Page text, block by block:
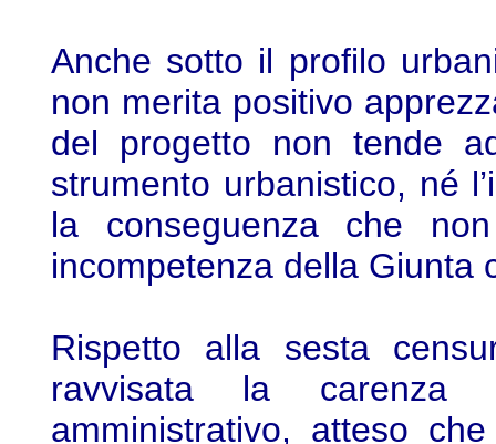
Anche sotto il profilo
non merita positivo
del progetto non tende
strumento urbanistico, né
la conseguenza che
incompetenza della Giunta
Rispetto alla sesta
ravvisata la carenza
amministrativo, atteso